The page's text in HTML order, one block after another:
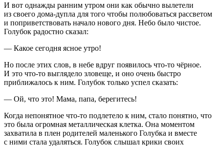
И вот однажды ранним утром они как обычно вылетели
из своего дома-дупла для того чтобы полюбоваться рассветом
и поприветствовать начало нового дня. Небо было чистое.
Голубок радостно сказал:
— Какое сегодня ясное утро!
Но после этих слов, в небе вдруг появилось что-то чёрное.
И это что-то выглядело зловеще, и оно очень быстро
приближалось к ним. Голубок только успел сказать:
— Ой, что это! Мама, папа, берегитесь!
Когда непонятное что-то подлетело к ним, стало понятно, что
это была огромная металлическая клетка. Она моментом
захватила в плен родителей маленького Голубка и вместе
с ними стала удаляться. Голубок слышал крики своих